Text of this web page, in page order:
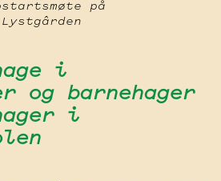
på
Lystgârden
i
og barnehager
i